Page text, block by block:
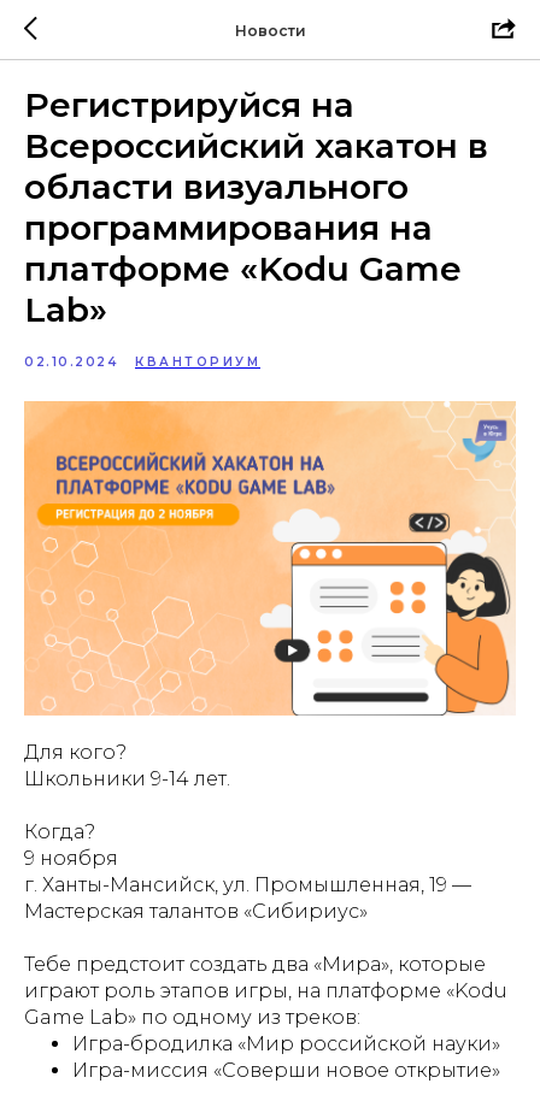
Новости
Регистрируйся на
Всероссийский хакатон в
области визуального
программирования на
платформе «Kodu Game
Lab»
02.10.2024 КВАНТОРИУМ
Для кого?
Школьники 9-14 лет.
Когда?
9 ноября
г. Ханты-Мансийск, ул. Промышленная, 19 —
Мастерская талантов «Сибириус»
Тебе предстоит создать два «Мира», которые
играют роль этапов игры, на платформе «Kodu
Game Lab» по одному из треков:
Игра-бродилка «Мир российской науки»
Игра-миссия «Соверши новое открытие»